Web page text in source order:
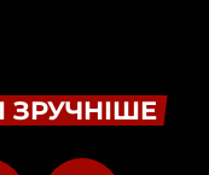
ЗРУЧНІШЕ